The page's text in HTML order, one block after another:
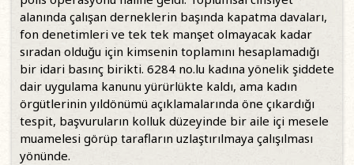
alanında çalışan derneklerin başında kapatma davaları,
fon denetimleri ve tek tek manşet olmayacak kadar
sıradan olduğu için kimsenin toplamını hesaplamadığı
bir idari basınç birikti. 6284 no.lu kadına yönelik şiddete
dair uygulama kanunu yürürlükte kaldı, ama kadın
örgütlerinin yıldönümü açıklamalarında öne çıkardığı
tespit, başvuruların kolluk düzeyinde bir aile içi mesele
muamelesi görüp tarafların uzlaştırılmaya çalışılması
yönünde.